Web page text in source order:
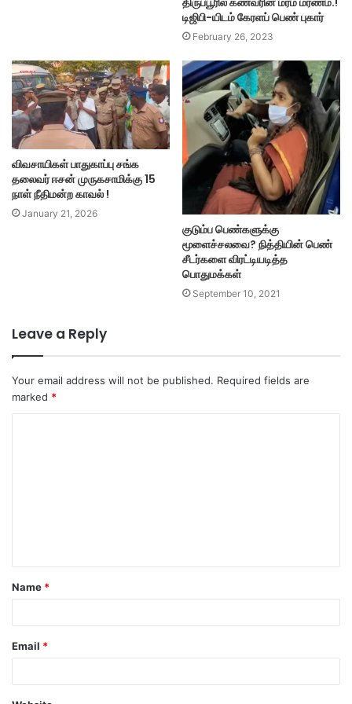
டிஜிபி-யிடம் கேரளப் பெண் புகார்
February 26, 2023
விவசாயிகள் பாதுகாப்பு சங்க
தலைவர் ஈசன் முருகசாமிக்கு 15
நாள் நீதிமன்ற காவல் !
January 21, 2026
குடும்ப பெண்களுக்கு
மூளைச்சலவை? நித்தியின் பெண்
சீடர்களை விரட்டியடித்த
பொதுமக்கள்
September 10, 2021
Leave a Reply
Your email address will not be published. Required fields are
marked *
t
*
Name *
Email *